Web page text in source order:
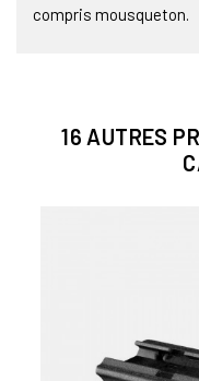
compris mousqueton.
16 AUTRES